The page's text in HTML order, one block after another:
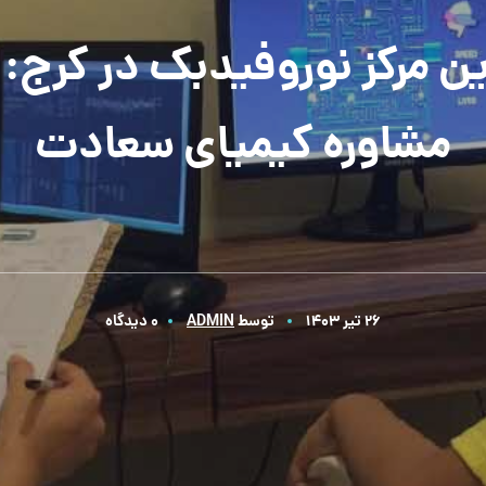
مرکز نوروفیدبک در کرج:
مشاوره کیمیای سعادت
26 تیر 1403 توسطADMIN 0 دیدگاه